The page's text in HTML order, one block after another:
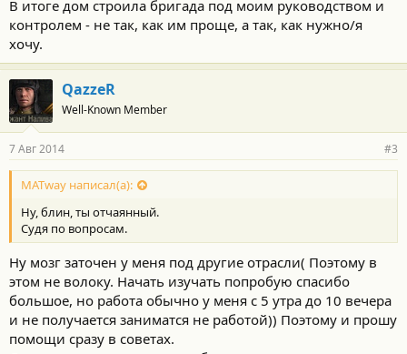
В итоге дом строила бригада под моим руководством и
контролем - не так, как им проще, а так, как нужно/я
хочу.
QazzeR
Well-Known Member
7 Авг 2014 #3
MATway написал(а):
Ну, блин, ты отчаянный.
Судя по вопросам.
Ну мозг заточен у меня под другие отрасли( Поэтому в
этом не волоку. Начать изучать попробую спасибо
большое, но работа обычно у меня с 5 утра до 10 вечера
и не получается заниматся не работой)) Поэтому и прошу
помощи сразу в советах.